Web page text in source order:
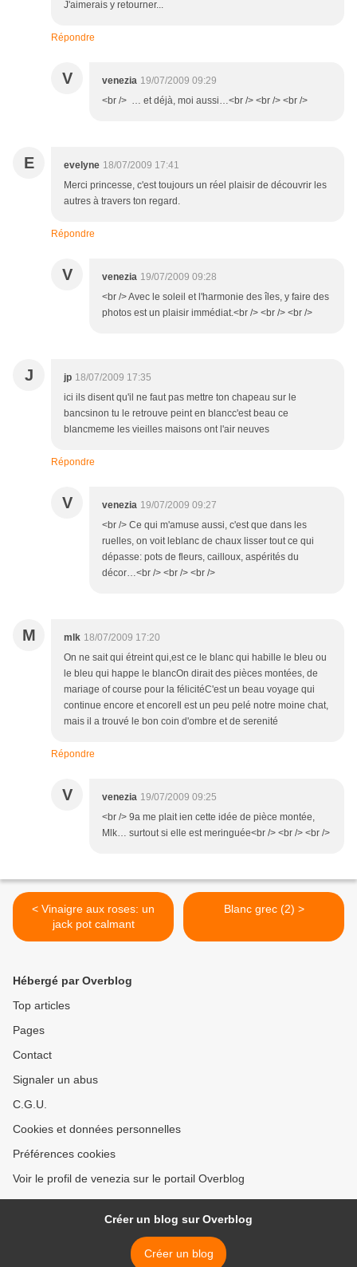
J'aimerais y retourner...
Répondre
V venezia 19/07/2009 09:29
<br /> … et déjà, moi aussi…<br /> <br /> <br />
E evelyne 18/07/2009 17:41
Merci princesse, c'est toujours un réel plaisir de découvrir les
autres à travers ton regard.
Répondre
V venezia 19/07/2009 09:28
<br /> Avec le soleil et l'harmonie des îles, y faire des
photos est un plaisir immédiat.<br /> <br /> <br />
J jp 18/07/2009 17:35
ici ils disent qu'il ne faut pas mettre ton chapeau sur le
bancsinon tu le retrouve peint en blancc'est beau ce
blancmeme les vieilles maisons ont l'air neuves
Répondre
V venezia 19/07/2009 09:27
<br /> Ce qui m'amuse aussi, c'est que dans les
ruelles, on voit leblanc de chaux lisser tout ce qui
dépasse: pots de fleurs, cailloux, aspérités du
décor…<br /> <br /> <br />
M mlk 18/07/2009 17:20
On ne sait qui étreint qui,est ce le blanc qui habille le bleu ou
le bleu qui happe le blancOn dirait des pièces montées, de
mariage of course pour la félicitéC'est un beau voyage qui
continue encore et encoreIl est un peu pelé notre moine chat,
mais il a trouvé le bon coin d'ombre et de serenité
Répondre
V venezia 19/07/2009 09:25
<br /> 9a me plait ien cette idée de pièce montée,
Mlk… surtout si elle est meringuée<br /> <br /> <br />
< Vinaigre aux roses: un
jack pot calmant
Blanc grec (2) >
Hébergé par Overblog
Top articles
Pages
Contact
Signaler un abus
C.G.U.
Cookies et données personnelles
Préférences cookies
Voir le profil de venezia sur le portail Overblog
Créer un blog sur Overblog
Créer un blog